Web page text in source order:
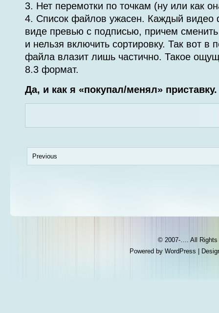
3. Нет перемотки по точкам (ну или как
4. Список файлов ужасен. Каждый видео
виде превью с подписью, причем сменить
и нельзя включить сортировку. Так вот в
файла влазит лишь частично. Такое
8.3 формат.
Да, и как я «покупал/менял» приставку.
Previous
© 2007-…. All
Powered by WordPress |